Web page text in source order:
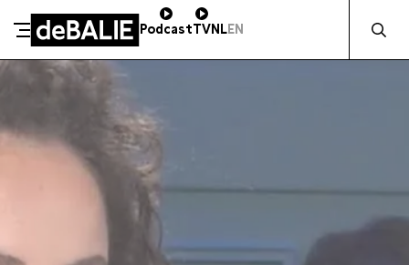
Meteen naar de content
De Balie
PodcastTVNLEN
SCHENK DIRECT
Kleine-Gartmanplantsoen 10
Café
020 5535100